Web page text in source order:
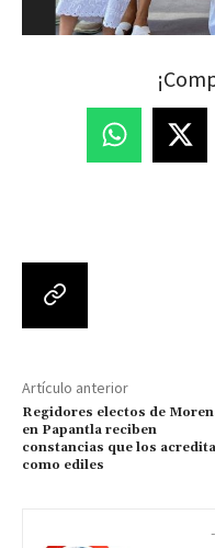
Artículo anterior
Regidores electos de
en Papantla reciben
constancias que los acredita
como ediles